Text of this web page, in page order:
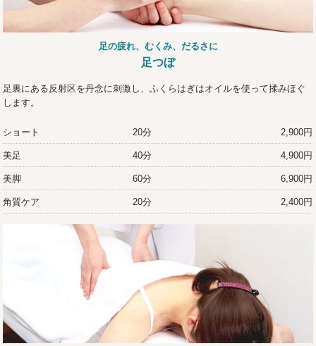
足の疲れ、むくみ、だるさに
足つぼ
足裏にある反射区を丹念に刺激し、ふくらはぎはオイルを使って揉みほぐ
します。
ショート 20分 2,900円
美足 40分 4,900円
美脚 60分 6,900円
角質ケア 20分 2,400円